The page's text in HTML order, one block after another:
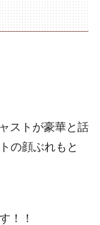
ストが豪華と話
の顔ぶれもと
！！